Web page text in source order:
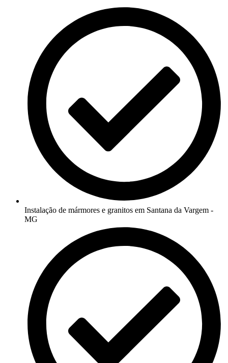
Instalação de mármores e granitos em Santana da Vargem -
MG